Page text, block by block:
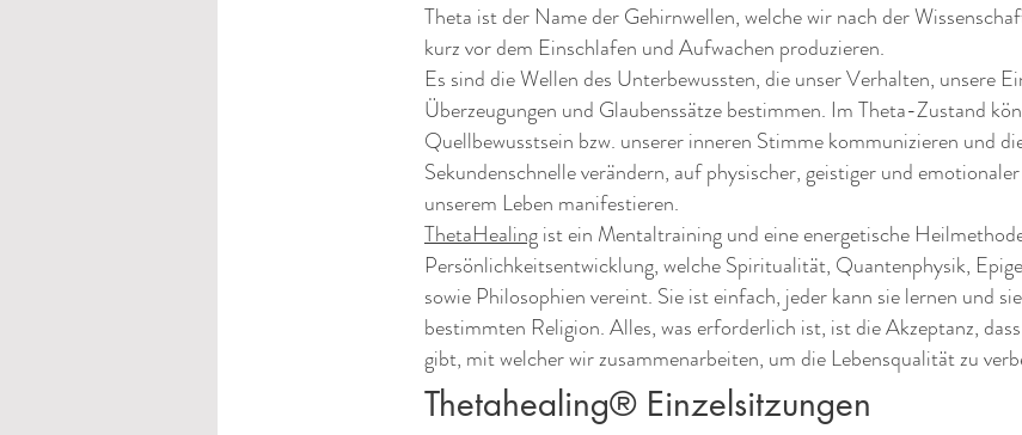
Thetahealing® Einzelsitzungen
Theta ist der Name der Gehirnwellen, welche wir nach der
kurz vor dem Einschlafen und Aufwachen produzieren.
Es sind die Wellen des Unterbewussten, die unser Verhalten, unsere
Überzeugungen und Glaubenssätze bestimmen. Im Theta-Zustand
Quellbewusstsein bzw. unserer inneren Stimme kommunizieren und
Sekundenschnelle verändern, auf physischer, geistiger und
unserem Leben manifestieren.
ThetaHealingist ein Mentaltraining und eine energetische
Persönlichkeitsentwicklung, welche Spiritualität, Quantenphysik,
sowie Philosophien vereint. Sie ist einfach, jeder kann sie lernen und
bestimmten Religion. Alles, was erforderlich ist, ist die Akzeptanz,
gibt, mit welcher wir zusammenarbeiten, um die Lebensqualität zu